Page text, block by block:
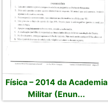
Física – 2014 da Academia
Militar (Enun...